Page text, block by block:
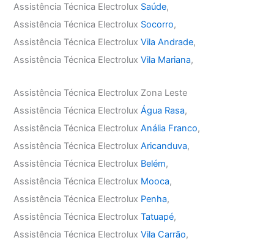
Assistência Técnica Electrolux Saúde,
Assistência Técnica Electrolux Socorro,
Assistência Técnica ElectroluxVila Andrade,
Assistência Técnica ElectroluxVila Mariana,
Assistência Técnica Electrolux Zona Leste
Assistência Técnica ElectroluxÁgua Rasa,
Assistência Técnica ElectroluxAnália Franco,
Assistência Técnica ElectroluxAricanduva,
Assistência Técnica Electrolux Belém,
Assistência Técnica Electrolux Mooca,
Assistência Técnica Electrolux Penha,
Assistência Técnica ElectroluxTatuapé,
Assistência Técnica ElectroluxVila Carrão,